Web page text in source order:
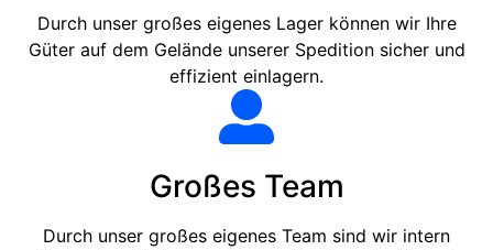
Durch unser großes eigenes Lager können wir Ihre
Güter auf dem Gelände unserer Spedition sicher und
effizient einlagern.
Großes Team
Durch unser großes eigenes Team sind wir intern